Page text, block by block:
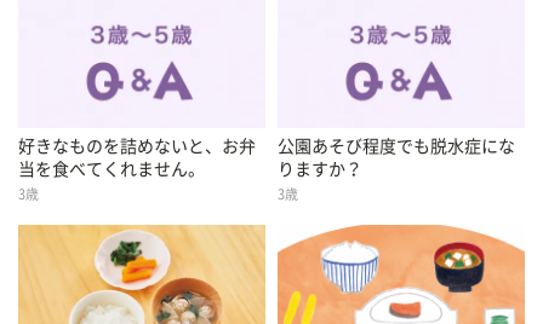
好きなものを詰めないと、お弁
当を食べてくれません。
3歳
公園あそび程度でも脱水症にな
りますか？
3歳